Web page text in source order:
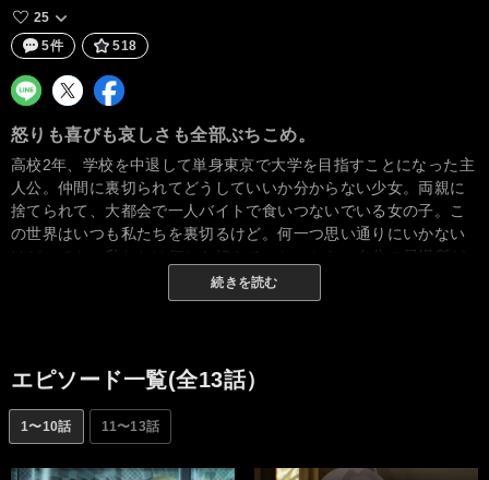
25
5件
518
怒りも喜びも哀しさも全部ぶちこめ。
高校2年、学校を中退して単身東京で大学を目指すことになった主
人公。仲間に裏切られてどうしていいか分からない少女。両親に
捨てられて、大都会で一人バイトで食いつないでいる女の子。こ
の世界はいつも私たちを裏切るけど。何一つ思い通りにいかない
けど。でも、私たちは何かを好きでいたいから。自分の居場所が
どこかにあると信じているから。だから、歌う。
続きを読む
エピソード一覧(全13話）
1〜10話 11〜13話